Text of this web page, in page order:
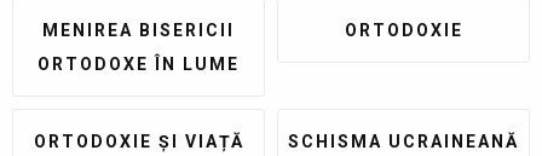
MENIREA BISERICII
ORTODOXE ÎN LUME
ORTODOXIE
ORTODOXIE ȘI VIAȚĂ
SCHISMA UCRAINEANĂ